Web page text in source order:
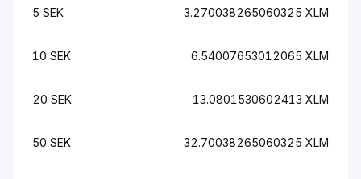
5 SEK 3.270038265060325 XLM
10 SEK 6.54007653012065 XLM
20 SEK 13.0801530602413 XLM
50 SEK 32.70038265060325 XLM